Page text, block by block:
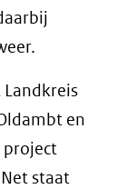
en
project
staat